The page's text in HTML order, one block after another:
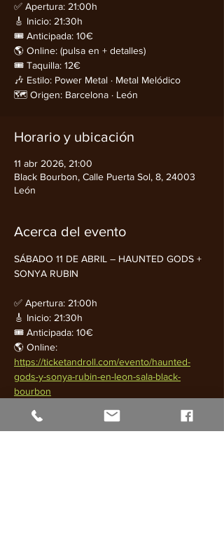
✅ Apertura: 21:00h
🎸 Inicio: 21:30h
🎟️ Anticipada: 10€
🌎 Online: (pulsa en + detalles)
🎟️ Taquilla: 12€
🎶 Estilo: Power Metal · Metal Melódico
🗺️ Origen: Barcelona · León
Horario y ubicación
11 abr 2026, 21:00
Black Bourbon, Calle Puerta Sol, 8, 24003
León
Acerca del evento
SÁBADO 11 DE ABRIL – HAUNTED GODS +
SONYA RUBIN
✅ Apertura: 21:00h
🎸 Inicio: 21:30h
🎟️ Anticipada: 10€
🌎 Online:
https://ticketandroll.com/evento/haunted-
gods-y-sonya-rubin-en-leon-sala-black-
bourbon